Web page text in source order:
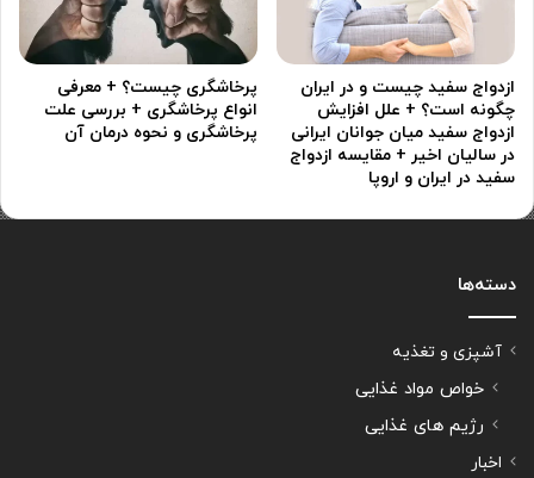
ازدواج سفید چیست و در ایران
چگونه است؟ + علل افزایش
ازدواج سفید میان جوانان ایرانی
در سالیان اخیر + مقایسه ازدواج
سفید در ایران و اروپا
پرخاشگری چیست؟ + معرفی
انواع پرخاشگری + بررسی علت
پرخاشگری و نحوه درمان آن
دسته‌ها
آشپزی و تغذیه
خواص مواد غذایی
رژیم های غذایی
اخبار